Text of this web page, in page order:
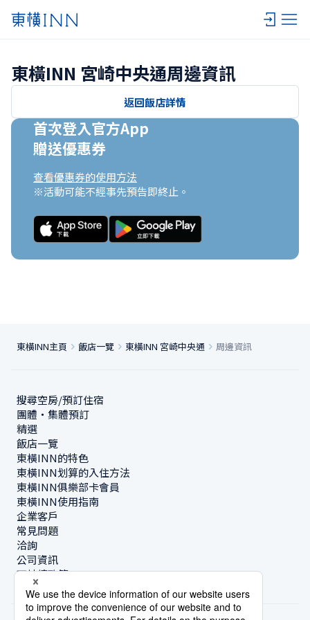
東橫INN 宮崎中央通周邊資訊
返回飯店詳情
首次登入官方App
贈送優惠券
查看優惠券的使用方法
※活動可能不經事先預告即終止。
東橫INN主頁 飯店一覽 東橫INN 宮崎中央通 周邊資訊
搜尋空房/預訂住宿
團體・集體預訂
精選
飯店一覽
東橫INN的特色
東橫INN划算的入住方法
東橫INN俱樂部卡會員
東橫INN使用指南
企業客戶
常見問題
洽詢
公司資訊
可持續政策